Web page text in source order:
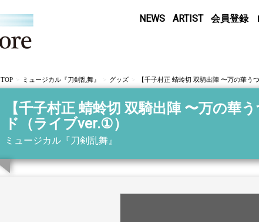
NEWS ARTIST 会員登録
TOP ミュージカル『刀剣乱舞』 グッズ 【千子村正 蜻蛉切 双騎出陣 〜万の華う
【千子村正 蜻蛉切 双騎出陣 〜万の華
ド（ライブver.①）
ミュージカル『刀剣乱舞』